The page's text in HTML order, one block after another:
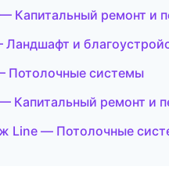
Капитальный ремонт и
и
Потолочные системы
ремонт и
Line — Потолочные